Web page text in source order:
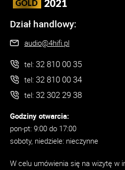
Dział handlowy:
audio@4hifi.pl
tel: 32 810 00 35
tel: 32 810 00 34
tel: 32 302 29 38
Godziny otwarcia:
pon-pt: 9:00 do 17:00
soboty, niedziele: nieczynne
W celu umówienia się na wizytę w